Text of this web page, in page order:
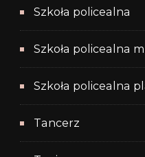
Szkoła policealna
Szkoła policealna
Szkoła policealna
Tancerz